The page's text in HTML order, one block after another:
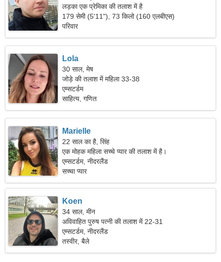
लड़का एक प्रेमिका की तलाश में है
179 सेमी (5'11"), 73 किलो (160 एलबीएस)
परिवार
Lola
30 साल, मेष
जोड़े की तलाश में महिला 33-38
एम्सटर्डम
साहित्य, गणित
Marielle
22 साल का है, सिंह
एक मोहक महिला सच्चे प्यार की तलाश में है।
एम्सटर्डम, नीदरलैंड
सच्चा प्यार
Koen
34 साल, मीन
अविवाहित पुरुष पत्नी की तलाश में 22-31
एम्सटर्डम, नीदरलैंड
तस्वीर, बैले